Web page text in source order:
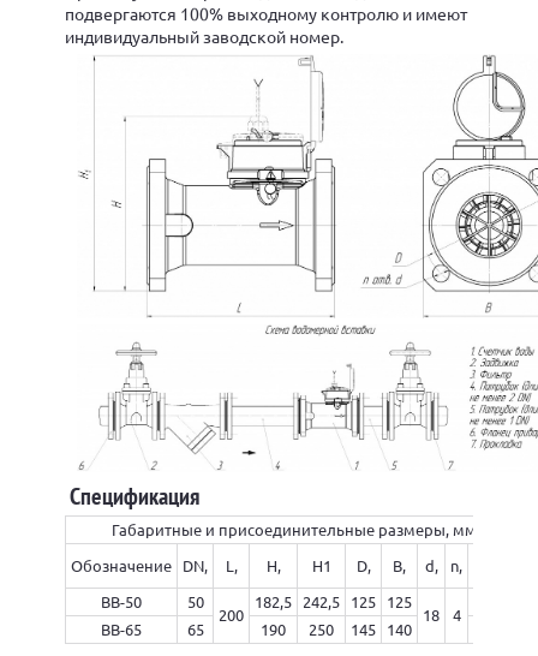
подвергаются 100% выходному контролю и имеют
индивидуальный заводской номер.
Спецификация
Габаритные и присоединительные размеры, мм.
Обозначение DN, L, H, H1 D, В, d, n,
ВВ-50
50
200
182,5 242,5 125 125
18 4
ВВ-65
65 190 250 145 140